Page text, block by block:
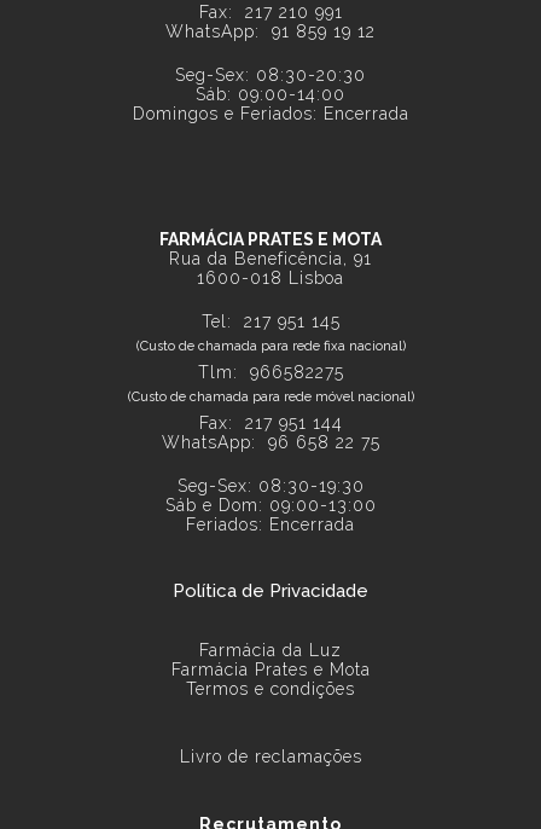
Fax: 217 210 991
WhatsApp: 91 859 19 12
Seg-Sex: 08:30-20:30
Sáb: 09:00-14:00
Domingos e Feriados: Encerrada
FARMÁCIA PRATES E MOTA
Rua da Beneficência, 91
1600-018 Lisboa
Tel: 217 951 145
(Custo de chamada para rede fixa nacional)
Tlm: 966582275
(Custo de chamada para rede móvel nacional)
Fax: 217 951 144
WhatsApp: 96 658 22 75
Seg-Sex: 08:30-19:30
Sáb e Dom: 09:00-13:00
Feriados: Encerrada
Política de Privacidade
Farmácia da Luz
Farmácia Prates e Mota
Termos e condições
Livro de reclamações
Recrutamento